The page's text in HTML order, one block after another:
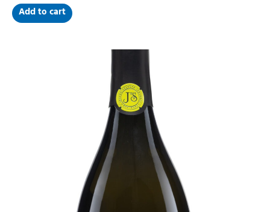
Add to cart